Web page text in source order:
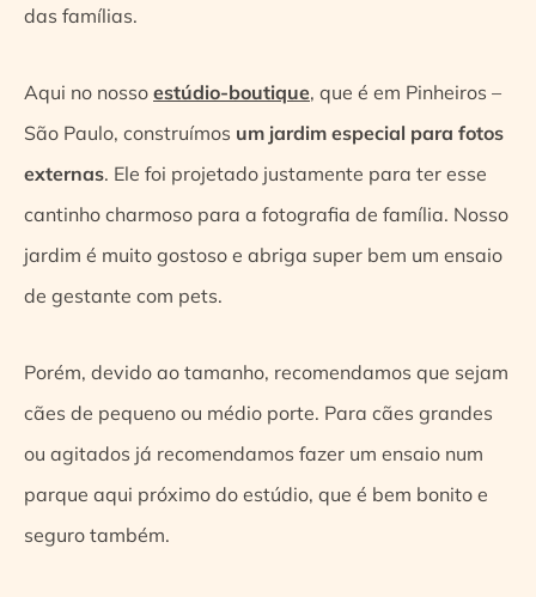
das famílias.
Aqui no nosso estúdio-boutique, que é em Pinheiros –
São Paulo, construímos um jardim especial para fotos
externas. Ele foi projetado justamente para ter esse
cantinho charmoso para a fotografia de família. Nosso
jardim é muito gostoso e abriga super bem um ensaio
de gestante com pets.
Porém, devido ao tamanho, recomendamos que sejam
cães de pequeno ou médio porte. Para cães grandes
ou agitados já recomendamos fazer um ensaio num
parque aqui próximo do estúdio, que é bem bonito e
seguro também.